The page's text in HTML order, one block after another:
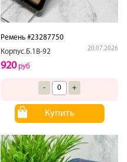
Ремень #23287750
Корпус.Б.1В-92
20.07.2026
920руб
- +
Купить